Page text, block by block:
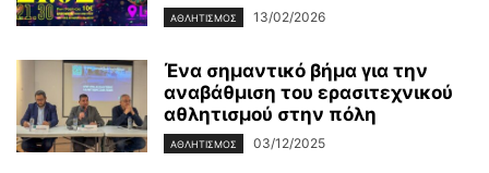
ΑΘΛΗΤΙΣΜΟΣ 13/02/2026
Ένα σημαντικό βήμα για την
αναβάθμιση του ερασιτεχνικού
αθλητισμού στην πόλη
ΑΘΛΗΤΙΣΜΟΣ 03/12/2025